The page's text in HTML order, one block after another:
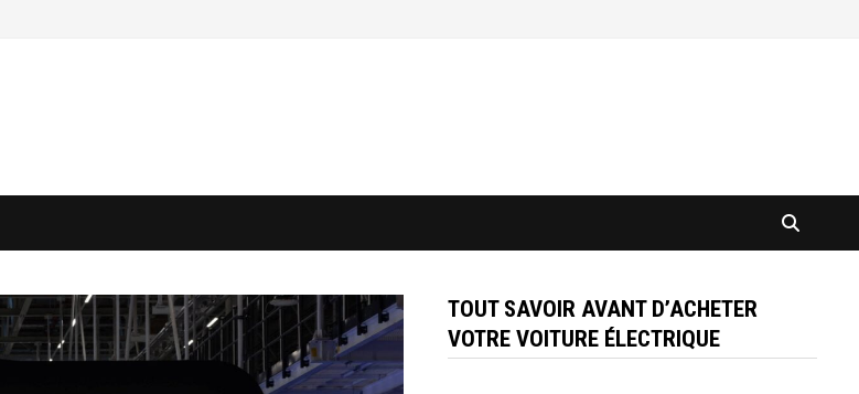
TOUT SAVOIR AVANT D’ACHETER
VOTRE VOITURE ÉLECTRIQUE